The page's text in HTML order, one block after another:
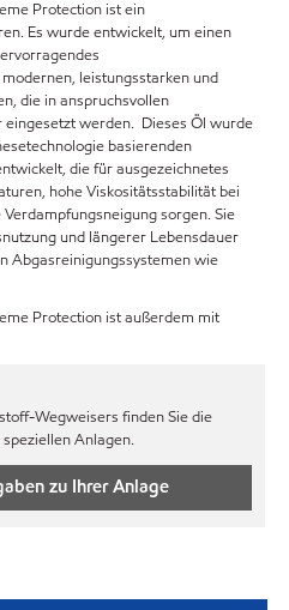
Protection ist ein
Es wurde entwickelt, um einen
leistungsstarken und
die in anspruchsvollen
werden. Dieses Öl wurde
basierenden
die für ausgezeichnetes
hohe Viskositätsstabilität bei
sorgen. Sie
und längerer Lebensdauer
Abgasreinigungssystemen wie
Protection ist außerdem mit
Wegweisers finden Sie die
Anlagen.
zu Ihrer Anlage